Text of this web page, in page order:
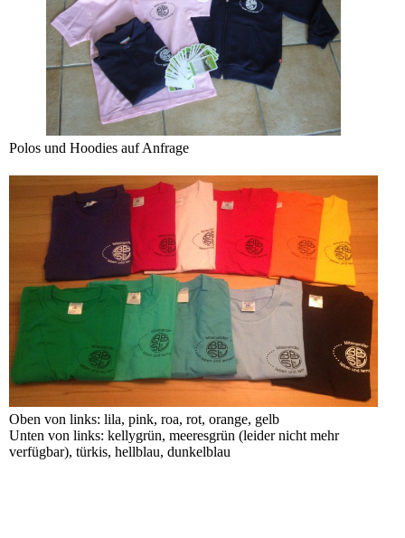
Polos und Hoodies auf Anfrage
Oben von links: lila, pink, roa, rot, orange, gelb
Unten von links: kellygrün, meeresgrün (leider nicht mehr
verfügbar), türkis, hellblau, dunkelblau